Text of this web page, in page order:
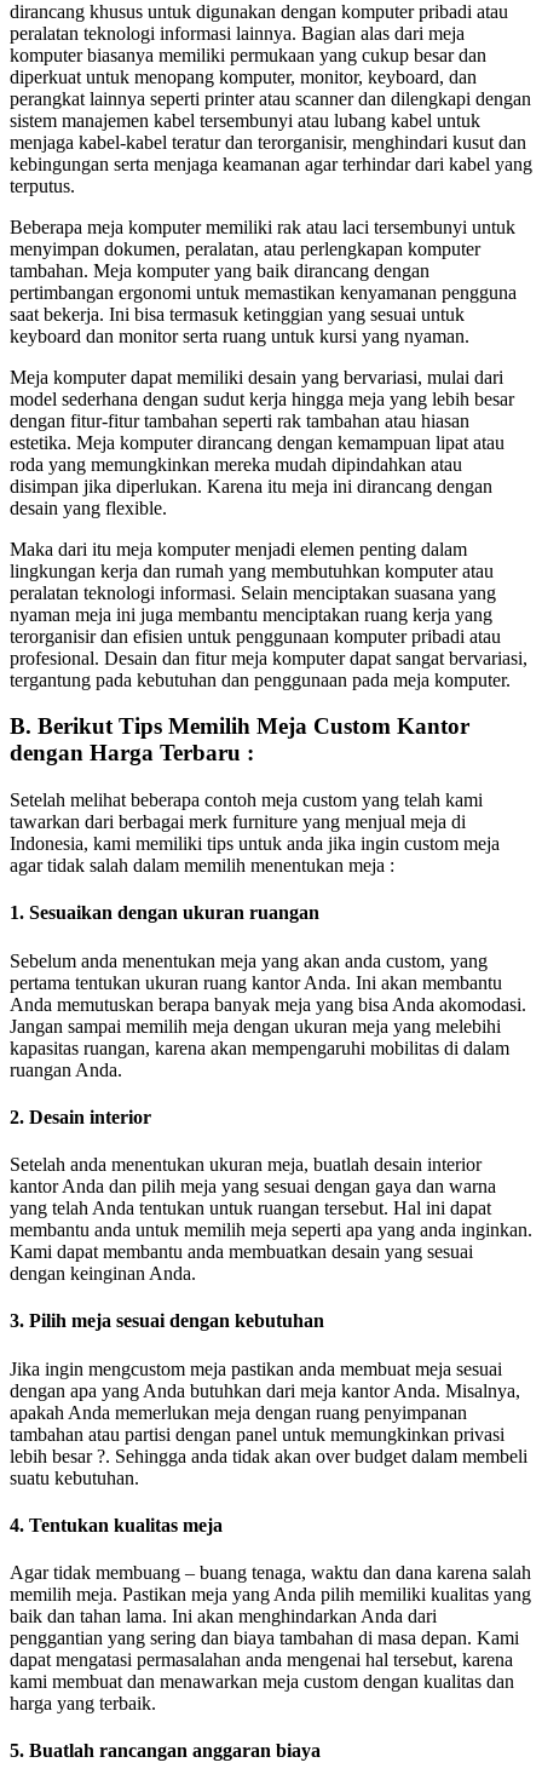
dirancang khusus untuk digunakan dengan komputer pribadi atau
peralatan teknologi informasi lainnya. Bagian alas dari meja
komputer biasanya memiliki permukaan yang cukup besar dan
diperkuat untuk menopang komputer, monitor, keyboard, dan
perangkat lainnya seperti printer atau scanner dan dilengkapi dengan
sistem manajemen kabel tersembunyi atau lubang kabel untuk
menjaga kabel-kabel teratur dan terorganisir, menghindari kusut dan
kebingungan serta menjaga keamanan agar terhindar dari kabel yang
terputus.
Beberapa meja komputer memiliki rak atau laci tersembunyi untuk
menyimpan dokumen, peralatan, atau perlengkapan komputer
tambahan. Meja komputer yang baik dirancang dengan
pertimbangan ergonomi untuk memastikan kenyamanan pengguna
saat bekerja. Ini bisa termasuk ketinggian yang sesuai untuk
keyboard dan monitor serta ruang untuk kursi yang nyaman.
Meja komputer dapat memiliki desain yang bervariasi, mulai dari
model sederhana dengan sudut kerja hingga meja yang lebih besar
dengan fitur-fitur tambahan seperti rak tambahan atau hiasan
estetika. Meja komputer dirancang dengan kemampuan lipat atau
roda yang memungkinkan mereka mudah dipindahkan atau
disimpan jika diperlukan. Karena itu meja ini dirancang dengan
desain yang flexible.
Maka dari itu meja komputer menjadi elemen penting dalam
lingkungan kerja dan rumah yang membutuhkan komputer atau
peralatan teknologi informasi. Selain menciptakan suasana yang
nyaman meja ini juga membantu menciptakan ruang kerja yang
terorganisir dan efisien untuk penggunaan komputer pribadi atau
profesional. Desain dan fitur meja komputer dapat sangat bervariasi,
tergantung pada kebutuhan dan penggunaan pada meja komputer.
B. Berikut Tips Memilih Meja Custom Kantor
dengan Harga Terbaru :
Setelah melihat beberapa contoh meja custom yang telah kami
tawarkan dari berbagai merk furniture yang menjual meja di
Indonesia, kami memiliki tips untuk anda jika ingin custom meja
agar tidak salah dalam memilih menentukan meja :
1. Sesuaikan dengan ukuran ruangan
Sebelum anda menentukan meja yang akan anda custom, yang
pertama tentukan ukuran ruang kantor Anda. Ini akan membantu
Anda memutuskan berapa banyak meja yang bisa Anda akomodasi.
Jangan sampai memilih meja dengan ukuran meja yang melebihi
kapasitas ruangan, karena akan mempengaruhi mobilitas di dalam
ruangan Anda.
2. Desain interior
Setelah anda menentukan ukuran meja, buatlah desain interior
kantor Anda dan pilih meja yang sesuai dengan gaya dan warna
yang telah Anda tentukan untuk ruangan tersebut. Hal ini dapat
membantu anda untuk memilih meja seperti apa yang anda inginkan.
Kami dapat membantu anda membuatkan desain yang sesuai
dengan keinginan Anda.
3. Pilih meja sesuai dengan kebutuhan
Jika ingin mengcustom meja pastikan anda membuat meja sesuai
dengan apa yang Anda butuhkan dari meja kantor Anda. Misalnya,
apakah Anda memerlukan meja dengan ruang penyimpanan
tambahan atau partisi dengan panel untuk memungkinkan privasi
lebih besar ?. Sehingga anda tidak akan over budget dalam membeli
suatu kebutuhan.
4. Tentukan kualitas meja
Agar tidak membuang – buang tenaga, waktu dan dana karena salah
memilih meja. Pastikan meja yang Anda pilih memiliki kualitas yang
baik dan tahan lama. Ini akan menghindarkan Anda dari
penggantian yang sering dan biaya tambahan di masa depan. Kami
dapat mengatasi permasalahan anda mengenai hal tersebut, karena
kami membuat dan menawarkan meja custom dengan kualitas dan
harga yang terbaik.
5. Buatlah rancangan anggaran biaya